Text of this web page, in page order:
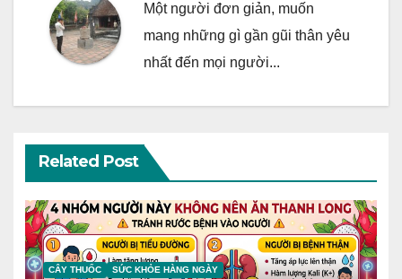
Một người đơn giản, muốn
mang những gì gần gũi thân yêu
nhất đến mọi người...
Related Post
CÂY THUỐC SỨC KHỎE HÀNG NGÀY